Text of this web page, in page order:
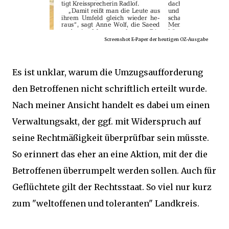
Screenshot E-Paper der heutigen OZ-Ausgabe
Es ist unklar, warum die Umzugsaufforderung
den Betroffenen nicht schriftlich erteilt wurde.
Nach meiner Ansicht handelt es dabei um einen
Verwaltungsakt, der ggf. mit Widerspruch auf
seine Rechtmäßigkeit überprüfbar sein müsste.
So erinnert das eher an eine Aktion, mit der die
Betroffenen überrumpelt werden sollen. Auch für
Geflüchtete gilt der Rechtsstaat. So viel nur kurz
zum "weltoffenen und toleranten" Landkreis.